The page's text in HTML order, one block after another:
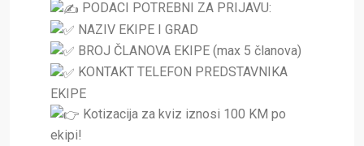
PODACI POTREBNI ZA PRIJAVU:
NAZIV EKIPE I GRAD
BROJ ČLANOVA EKIPE (max 5 članova)
KONTAKT TELEFON PREDSTAVNIKA
EKIPE
Kotizacija za kviz iznosi 100 KM po
ekipi!